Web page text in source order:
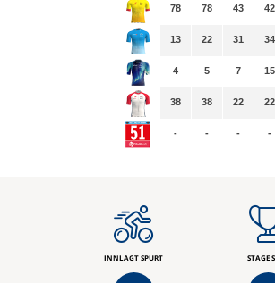
78
13
4
38
-
78
22
5
38
-
43
31
7
22
-
42
34
15
22
-
INNLAGT SPURT STAGE